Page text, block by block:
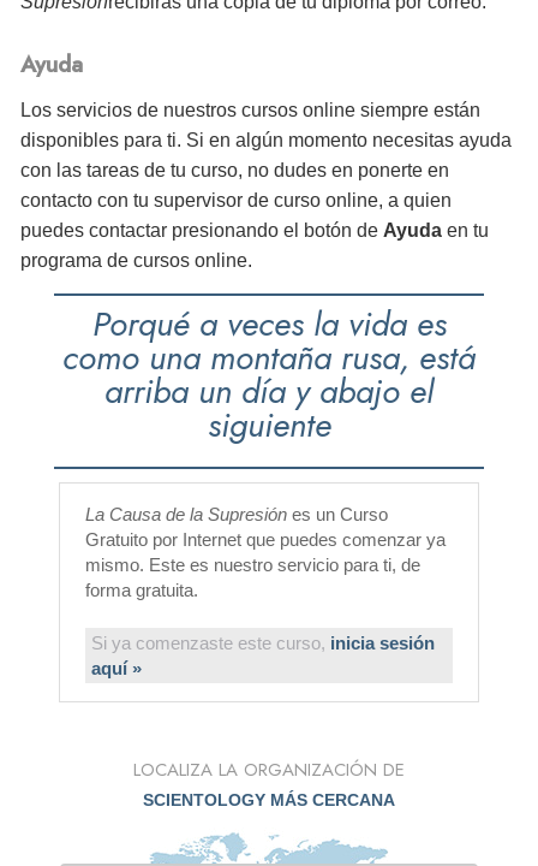
Ayuda
Los servicios de nuestros cursos online siempre están
disponibles para ti. Si en algún momento necesitas ayuda
con las tareas de tu curso, no dudes en ponerte en
contacto con tu supervisor de curso online, a quien
puedes contactar presionando el botón de Ayuda en tu
programa de cursos online.
Porqué a veces la vida es
como una montaña rusa, está
arriba un día y abajo el
siguiente
La Causa de la Supresión es un Curso
Gratuito por Internet que puedes comenzar ya
mismo. Este es nuestro servicio para ti, de
forma gratuita.
Si ya comenzaste este curso, inicia sesión
aquí »
LOCALIZA LA ORGANIZACIÓN DE
SCIENTOLOGY MÁS CERCANA